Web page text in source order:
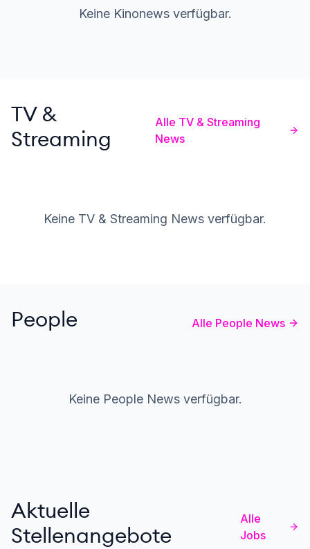
Keine Kinonews verfügbar.
TV &
Streaming
Alle TV & Streaming
News
Keine TV & Streaming News verfügbar.
People Alle People News
Keine People News verfügbar.
Aktuelle
Stellenangebote
Alle
Jobs